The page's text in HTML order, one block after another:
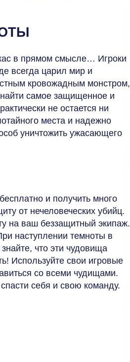
в прямом смысле… Игроки
всегда царил мир и
кровожадным монстром,
самое защищенное и
не остается ни
места и надежно
уничтожить ужасающего
и получить много
от нечеловеческих убийц.
на ваш беззащитный экипаж.
наступлении темноты в
что эти чудовища
Используйте свои игровые
со всеми чудищами.
себя и свою команду.